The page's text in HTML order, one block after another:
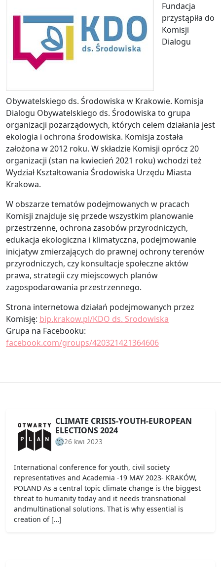
Fundacja
przystąpiła do
Komisji
Dialogu
Obywatelskiego ds. Środowiska w Krakowie. Komisja
Dialogu Obywatelskiego ds. Środowiska to grupa
organizacji pozarządowych, których celem działania jest
ekologia i ochrona środowiska. Komisja została
założona w 2012 roku. W składzie Komisji oprócz 20
organizacji (stan na kwiecień 2021 roku) wchodzi też
Wydział Kształtowania Środowiska Urzędu Miasta
Krakowa.
W obszarze tematów podejmowanych w pracach
Komisji znajduje się przede wszystkim planowanie
przestrzenne, ochrona zasobów przyrodniczych,
edukacja ekologiczna i klimatyczna, podejmowanie
inicjatyw zmierzających do prawnej ochrony terenów
przyrodniczych, czy konsultacje społeczne aktów
prawa, strategii czy miejscowych planów
zagospodarowania przestrzennego.
Strona internetowa działań podejmowanych przez
Komisję: bip.krakow.pl/KDO ds. Srodowiska
Grupa na Facebooku:
facebook.com/groups/420321421364606
CLIMATE CRISIS-YOUTH-EUROPEAN
ELECTIONS 2024
26 kwi 2023
International conference for youth, civil society
representatives and Academia -19 MAY 2023- KRAKÓW,
POLAND As a central topic climate change is the biggest
threat to humanity today and it needs transnational
andmultinational solutions. That is why essential is
creation of […]